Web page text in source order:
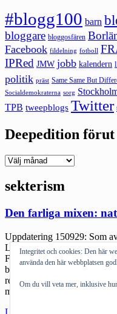
#blogg100 barn
bloggare bloggosfären
Facebook fildelning fotboll
IPRed JMW jobb kalendern
politik präst Same Same But
Socialdemokraterna sorg
TPB tweepblogs Twitter
Deepedition förut
Deepedition
sekterism
Den farliga mixen:
Uppdatering 150929: Som
Lööw en artikelserie just
För en del kanske det är nytt
beteendevetenskap.
religionsbeteendevetenskap.
människor faktiskt beter sig
Läs mer
Integritet och cookies: Den här
använda den här webbplatsen
Om du vill veta mer, inklusive